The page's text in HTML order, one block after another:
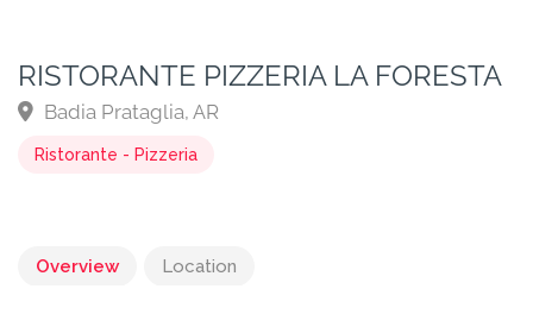
RISTORANTE PIZZERIA LA FORESTA
Badia Prataglia, AR
Ristorante - Pizzeria
Overview Location